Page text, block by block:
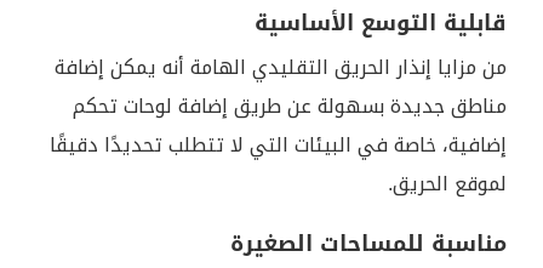
قابلية التوسع الأساسية
من مزايا إنذار الحريق التقليدي الهامة أنه يمكن إضافة
مناطق جديدة بسهولة عن طريق إضافة لوحات تحكم
إضافية، خاصة في البيئات التي لا تتطلب تحديدًا دقيقًا
لموقع الحريق.
مناسبة للمساحات الصغيرة